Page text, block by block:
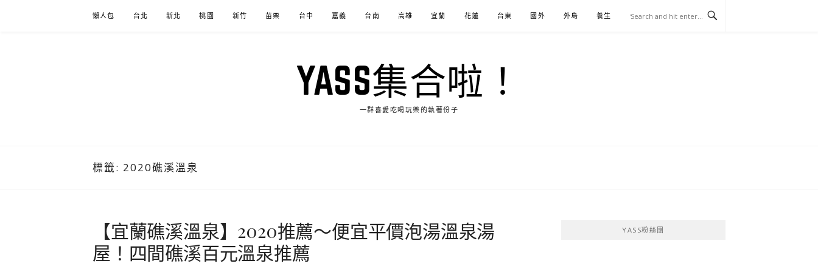
懶人包 台北 新北 桃園 新竹 苗栗 台中 嘉義 台南 高雄 宜蘭 花蓮 台東 國外 外島 養生 伴手禮
YASS集合啦！
一群喜愛吃喝玩樂的執著份子
標籤: 2020礁溪溫泉
【宜蘭礁溪溫泉】2020推薦～便宜平價泡湯溫泉湯
屋！四間礁溪百元溫泉推薦
YASS粉絲團